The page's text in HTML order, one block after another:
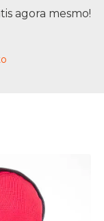
agora mesmo!